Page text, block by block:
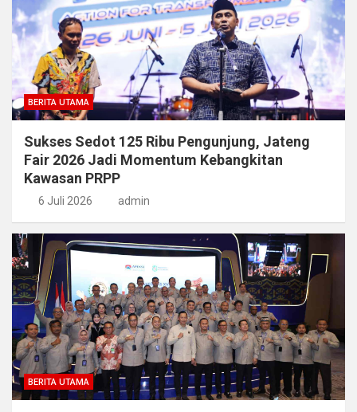
BERITA UTAMA
Sukses Sedot 125 Ribu Pengunjung, Jateng
Fair 2026 Jadi Momentum Kebangkitan
Kawasan PRPP
6 Juli 2026 admin
BERITA UTAMA